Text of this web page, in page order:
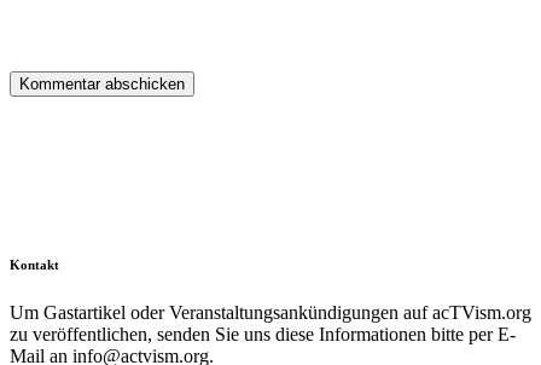
Kontakt
Um Gastartikel oder Veranstaltungsankündigungen auf acTVism.org
zu veröffentlichen, senden Sie uns diese Informationen bitte per E-
Mail an info@actvism.org.